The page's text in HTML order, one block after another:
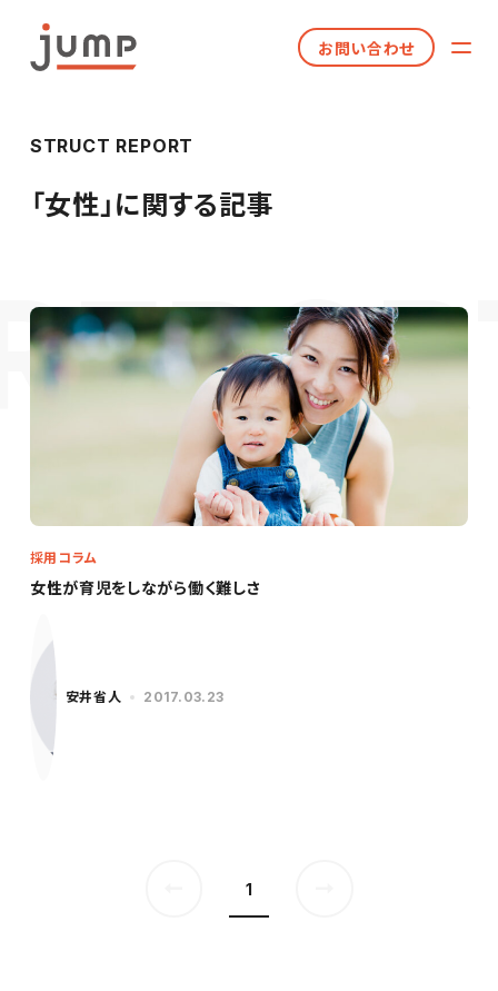
お問い合わせ
STRUCT REPORT
「女性」に関する記事
女性が育児をしながら働く難しさ
採用コラム
安井省人 2017.03.23
1